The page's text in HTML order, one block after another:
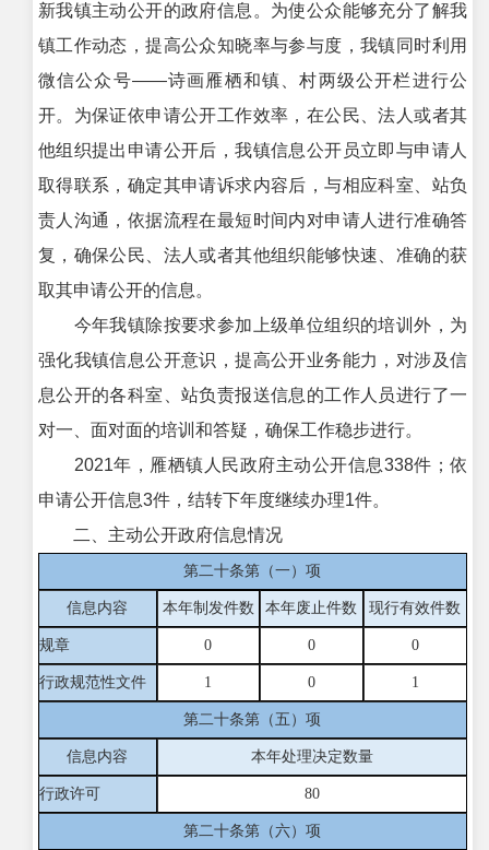
新我镇主动公开的政府信息。为使公众能够充分了解我
镇工作动态，提高公众知晓率与参与度，我镇同时利用
微信公众号——诗画雁栖和镇、村两级公开栏进行公
开。为保证依申请公开工作效率，在公民、法人或者其
他组织提出申请公开后，我镇信息公开员立即与申请人
取得联系，确定其申请诉求内容后，与相应科室、站负
责人沟通，依据流程在最短时间内对申请人进行准确答
复，确保公民、法人或者其他组织能够快速、准确的获
取其申请公开的信息。
今年我镇除按要求参加上级单位组织的培训外，为
强化我镇信息公开意识，提高公开业务能力，对涉及信
息公开的各科室、站负责报送信息的工作人员进行了一
对一、面对面的培训和答疑，确保工作稳步进行。
2021年，雁栖镇人民政府主动公开信息338件；依
申请公开信息3件，结转下年度继续办理1件。
二、主动公开政府信息情况
第二十条第（一）项
信息内容 本年制发件数 本年废止件数 现行有效件数
规章 0 0 0
行政规范性文件 1 0 1
第二十条第（五）项
信息内容 本年处理决定数量
行政许可 80
第二十条第（六）项